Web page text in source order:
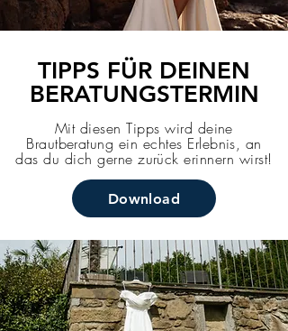
TIPPS FÜR DEINEN
BERATUNGSTERMIN
Mit diesen Tipps wird deine
Brautberatung ein echtes Erlebnis, an
das du dich gerne zurück erinnern wirst!
Download